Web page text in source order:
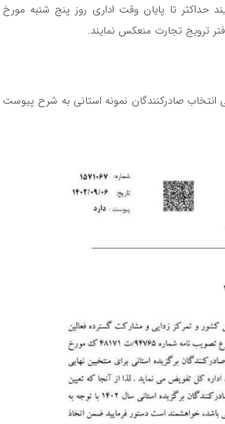
حداکثر تا پایان وقت اداری روز پنج شنبه مورخ
صادرکنندگان نمونه استانی به شرح پیوست